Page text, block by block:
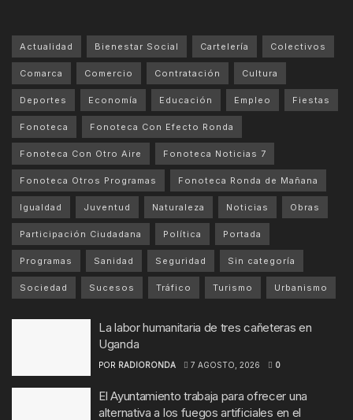
Actualidad Bienestar Social Cartelería Colectivos
Comarca Comercio Contratación Cultura
Deportes Economía Educación Empleo Fiestas
Fonoteca Fonoteca Con Efecto Ronda
Fonoteca Con Otro Aire Fonoteca Noticias 7
Fonoteca Otros Programas Fonoteca Ronda de Mañana
Igualdad Juventud Naturaleza Noticias Obras
Participación Ciudadana Política Portada
Programas Sanidad Seguridad Sin categoría
Sociedad Sucesos Tráfico Turismo Urbanismo
La labor humanitaria de tres cañeteras en
Uganda
POR RADIORONDA 7 AGOSTO, 2026 0
El Ayuntamiento trabaja para ofrecer una
alternativa a los fuegos artificiales en el